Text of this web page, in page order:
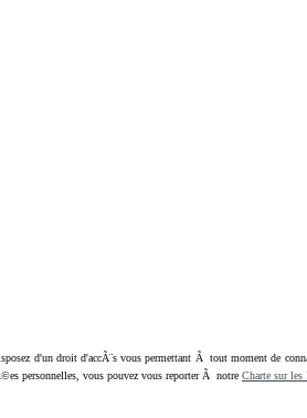
d'un droit d'accÃ¨s vous permettant Ã tout moment de
personnelles, vous pouvez vous reporter Ã notre Charte sur les